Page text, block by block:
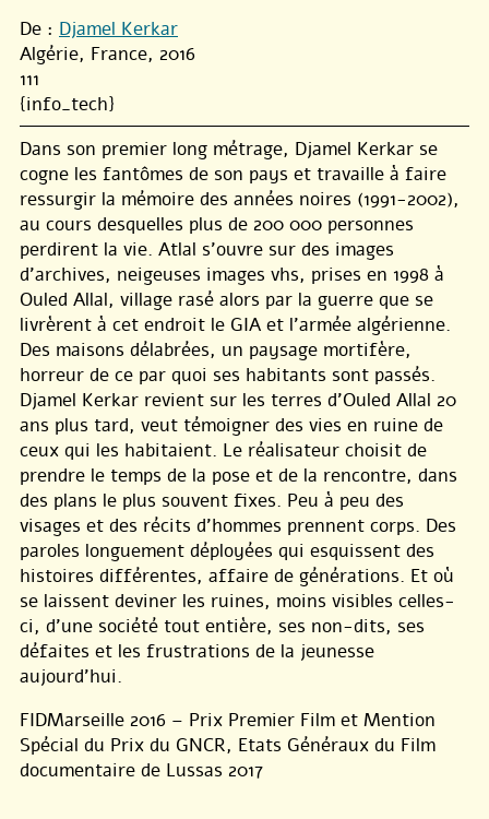
De : Djamel Kerkar
Algérie, France, 2016
111
{info_tech}
Dans son premier long métrage, Djamel Kerkar se
cogne les fantômes de son pays et travaille à faire
ressurgir la mémoire des années noires (1991-2002),
au cours desquelles plus de 200 000 personnes
perdirent la vie. Atlal s’ouvre sur des images
d’archives, neigeuses images vhs, prises en 1998 à
Ouled Allal, village rasé alors par la guerre que se
livrèrent à cet endroit le GIA et l’armée algérienne.
Des maisons délabrées, un paysage mortifère,
horreur de ce par quoi ses habitants sont passés.
Djamel Kerkar revient sur les terres d’Ouled Allal 20
ans plus tard, veut témoigner des vies en ruine de
ceux qui les habitaient. Le réalisateur choisit de
prendre le temps de la pose et de la rencontre, dans
des plans le plus souvent fixes. Peu à peu des
visages et des récits d’hommes prennent corps. Des
paroles longuement déployées qui esquissent des
histoires différentes, affaire de générations. Et où
se laissent deviner les ruines, moins visibles celles-
ci, d’une société tout entière, ses non-dits, ses
défaites et les frustrations de la jeunesse
aujourd’hui.
FIDMarseille 2016 – Prix Premier Film et Mention
Spécial du Prix du GNCR, Etats Généraux du Film
documentaire de Lussas 2017